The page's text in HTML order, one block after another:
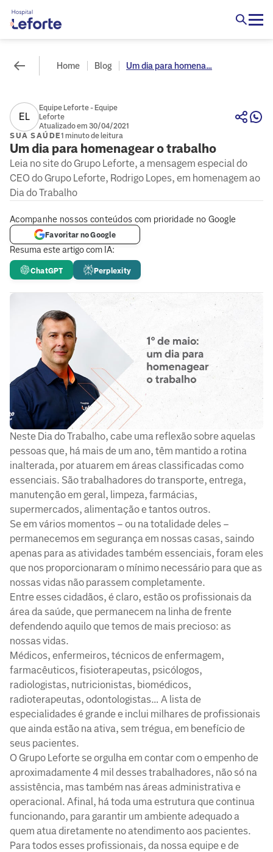
Home Blog Um dia para homena...
EL
Equipe Leforte - Equipe
Leforte
Atualizado em 30/04/2021
SUA SAÚDE1 minuto de leitura
Um dia para homenagear o trabalho
Leia no site do Grupo Leforte, a mensagem especial do
CEO do Grupo Leforte, Rodrigo Lopes, em homenagem ao
Dia do Trabalho
Resuma este artigo com IA:
ChatGPT Perplexity
Acompanhe nossos conteúdos com prioridade no Google
Favoritar no Google
Neste Dia do Trabalho, cabe uma reflexão sobre aquelas
pessoas que, há mais de um ano, têm mantido a rotina
inalterada, por atuarem em áreas classificadas como
essenciais. São trabalhadores do transporte, entrega,
manutenção em geral, limpeza, farmácias,
supermercados, alimentação e tantos outros.
Se em vários momentos – ou na totalidade deles –
permanecemos em segurança em nossas casas, saindo
apenas para as atividades também essenciais, foram eles
que nos proporcionaram o mínimo necessário para que as
nossas vidas não parassem completamente.
Entre esses cidadãos, é claro, estão os profissionais da
área da saúde, que permanecem na linha de frente
defendendo aquilo que temos de mais precioso: as
nossas vidas.
Médicos, enfermeiros, técnicos de enfermagem,
farmacêuticos, fisioterapeutas, psicólogos,
radiologistas, nutricionistas, biomédicos,
radioterapeutas, odontologistas… A lista de
especialidades é grande e inclui milhares de profissionais
que ainda estão na ativa, sem trégua, em benefício de
seus pacientes.
O Grupo Leforte se orgulha em contar com o empenho de
aproximadamente 4 mil desses trabalhadores, não só na
assistência, mas também nas áreas administrativa e
operacional. Afinal, há toda uma estrutura que continua
funcionando, para garantir um ambiente adequado a
quem atua diretamente no atendimento aos pacientes.
Para todos esses profissionais, da nossa equipe e de